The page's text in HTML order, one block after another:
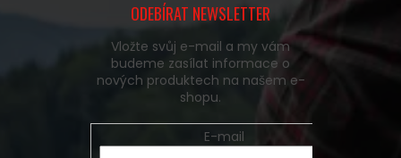
ODEBÍRAT NEWSLETTER
Vložte svůj e-mail a my vám
budeme zasílat informace o
nových produktech na našem e-
shopu.
E-mail